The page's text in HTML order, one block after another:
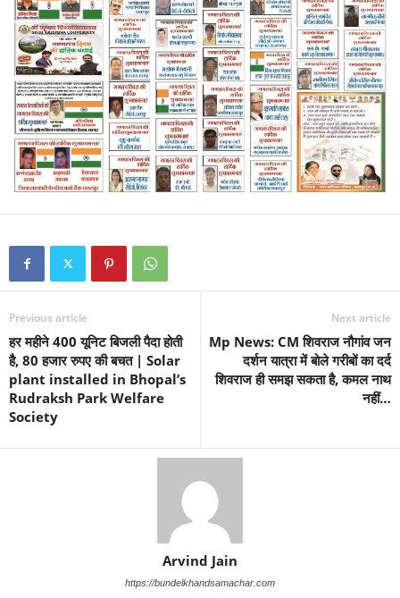
Previous article
हर महीने 400 यूनिट बिजली पैदा होती
है, 80 हजार रुपए की बचत | Solar
plant installed in Bhopal’s
Rudraksh Park Welfare
Society
Next article
Mp News: CM शिवराज नौगांव जन
दर्शन यात्रा में बोले गरीबों का दर्द
शिवराज ही समझ सकता है, कमल नाथ
नहीं…
Arvind Jain
https://bundelkhandsamachar.com